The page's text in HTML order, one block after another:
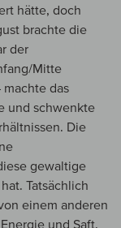
hätte, doch
brachte die
der
Mitte
das
und schwenkte
Die
gewaltige
Tatsächlich
einem anderen
und Saft.